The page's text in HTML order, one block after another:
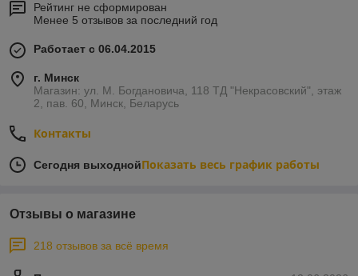
Рейтинг не сформирован
Менее 5 отзывов за последний год
Работает с 06.04.2015
г. Минск
Магазин: ул. М. Богдановича, 118 ТД "Некрасовский", этаж
2, пав. 60, Минск, Беларусь
Контакты
Сегодня выходнойПоказать весь график работы
Отзывы о магазине
218 отзывов за всё время